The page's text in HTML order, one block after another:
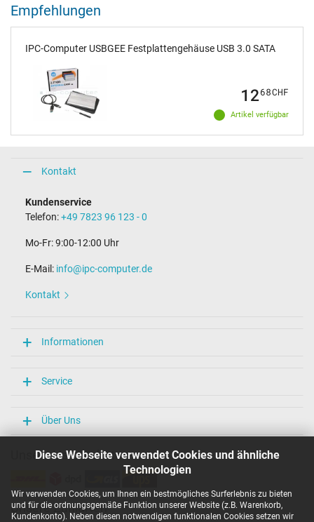
Diese Webseite verwendet Cookies und ähnliche
Technologien
Wir verwenden Cookies, um Ihnen ein bestmögliches Surferlebnis zu bieten
und für die ordnungsgemäße Funktion unserer Website (z.B. Warenkorb,
Kundenkonto). Neben diesen notwendigen funktionalen Cookies setzen wir
Empfehlungen
IPC-Computer USBGEE Festplattengehäuse USB 3.0 SATA
Artikel verfügbar
1268CHF
Kontakt
Kundenservice
Telefon:+49 7823 96 123 - 0
Mo-Fr: 9:00-12:00 Uhr
E-Mail: info@ipc-computer.de
Kontakt
Informationen
Service
Über Uns
Unsere Versandarten
Unsere Zahlarten